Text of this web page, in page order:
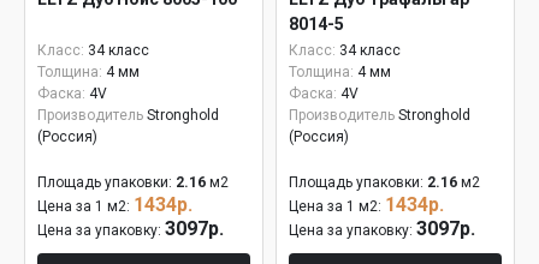
Класс: 34 класс
Толщина: 4 мм
Фаска: 4V
Производитель Stronghold
(Россия)
Площадь упаковки: 2.16 м2
Цена за 1 м2: 1434р.
Цена за упаковку: 3097р.
8014-5
Класс: 34 класс
Толщина: 4 мм
Фаска: 4V
Производитель Stronghold
(Россия)
Площадь упаковки: 2.16 м2
Цена за 1 м2: 1434р.
Цена за упаковку: 3097р.